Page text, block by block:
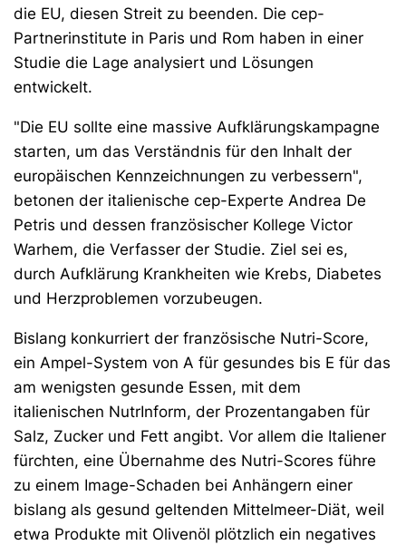
die EU, diesen Streit zu beenden. Die cep-
Partnerinstitute in Paris und Rom haben in einer
Studie die Lage analysiert und Lösungen
entwickelt.
"Die EU sollte eine massive Aufklärungskampagne
starten, um das Verständnis für den Inhalt der
europäischen Kennzeichnungen zu verbessern",
betonen der italienische cep-Experte Andrea De
Petris und dessen französischer Kollege Victor
Warhem, die Verfasser der Studie. Ziel sei es,
durch Aufklärung Krankheiten wie Krebs, Diabetes
und Herzproblemen vorzubeugen.
Bislang konkurriert der französische Nutri-Score,
ein Ampel-System von A für gesundes bis E für das
am wenigsten gesunde Essen, mit dem
italienischen NutrInform, der Prozentangaben für
Salz, Zucker und Fett angibt. Vor allem die Italiener
fürchten, eine Übernahme des Nutri-Scores führe
zu einem Image-Schaden bei Anhängern einer
bislang als gesund geltenden Mittelmeer-Diät, weil
etwa Produkte mit Olivenöl plötzlich ein negatives